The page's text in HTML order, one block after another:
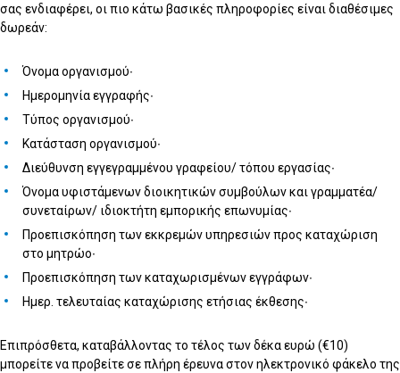
σας ενδιαφέρει, οι πιο κάτω βασικές πληροφορίες είναι διαθέσιμες
δωρεάν:
Όνομα οργανισμού∙
Ημερομηνία εγγραφής∙
Τύπος οργανισμού∙
Κατάσταση οργανισμού∙
Διεύθυνση εγγεγραμμένου γραφείου/ τόπου εργασίας∙
Όνομα υφιστάμενων διοικητικών συμβούλων και γραμματέα/
συνεταίρων/ ιδιοκτήτη εμπορικής επωνυμίας∙
Προεπισκόπηση των εκκρεμών υπηρεσιών προς καταχώριση
στο μητρώο∙
Προεπισκόπηση των καταχωρισμένων εγγράφων∙
Ημερ. τελευταίας καταχώρισης ετήσιας έκθεσης∙
Επιπρόσθετα, καταβάλλοντας το τέλος των δέκα ευρώ (€10)
μπορείτε να προβείτε σε πλήρη έρευνα στον ηλεκτρονικό φάκελο της